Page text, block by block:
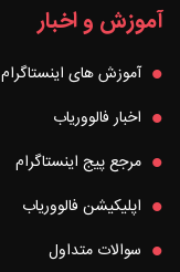
آموزش و اخبار
آموزش های اینستاگرام
اخبار فالووریاب
مرجع پیج اینستاگرام
اپلیکیشن فالووریاب
سوالات متداول